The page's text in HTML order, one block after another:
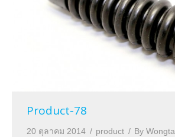
Product-78
20 ตุลาคม 2014 product By Wongta